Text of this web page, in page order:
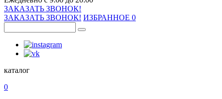
ЗАКАЗАТЬ ЗВОНОК!
ЗАКАЗАТЬ ЗВОНОК! ИЗБРАННОЕ 0
каталог
0